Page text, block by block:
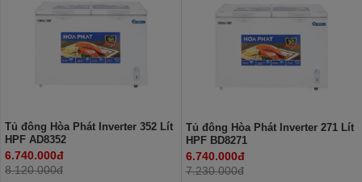
Tủ đông Hòa Phát Inverter 352 Lít
HPF AD8352
6.740.000đ
8.120.000đ
Tủ đông Hòa Phát Inverter 271 Lít
HPF BD8271
6.740.000đ
7.230.000đ